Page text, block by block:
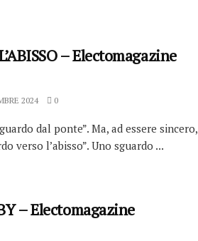
– Electomagazine
2024 0
dal ponte”. Ma, ad essere sincero,
verso l’abisso”. Uno sguardo ...
– Electomagazine